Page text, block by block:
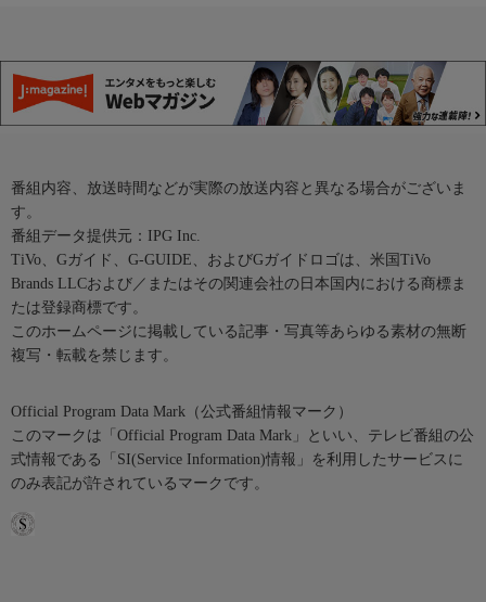
番組内容、放送時間などが実際の放送内容と異なる場合がございま
す。
番組データ提供元：IPG Inc.
TiVo、Gガイド、G-GUIDE、およびGガイドロゴは、米国TiVo
Brands LLCおよび／またはその関連会社の日本国内における商標ま
たは登録商標です。
このホームページに掲載している記事・写真等あらゆる素材の無断
複写・転載を禁じます。
Official Program Data Mark（公式番組情報マーク）
このマークは「Official Program Data Mark」といい、テレビ番組の公
式情報である「SI(Service Information)情報」を利用したサービスに
のみ表記が許されているマークです。